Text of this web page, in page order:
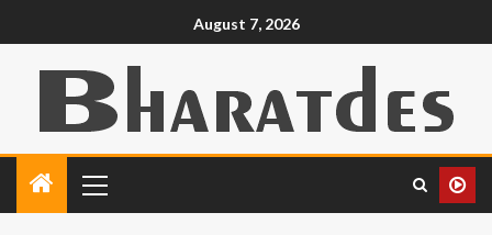
August 7, 2026